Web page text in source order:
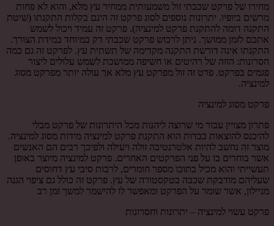
מחירו של פרקט שכבתי זול משמעותית ממחיר עץ מלא, והוא לא פחות
מרשים ביופיו. יתרונות נוספים לסוג פרקט זה הינם בקלות התקנתו (שיטת
התקנה דומה להתקנת פרקט למינציה). פרקט זה עמיד ויכול לשמש
אתכם לזמן ממושך. ניתן לרכוש פרקט שכבתי דק במיוחד במידת הצורך.
התקנתו אינה דורשת התקנה מקדימה של תשתית עץ. לפרקט זה גם כמה
חסרונות: הזזה של רהיטים או חשיפה ממושכת לשמש עלולים ליצור
פגמים בפרקט. פרט זה זול מפרקט עץ מלא אך עולה יותר מפרקט מסוג
למינציה.
פרקט מסוג למינציה
פתרון מצויין עבור מי שרוצה ליהנות מכל היתרונות של פרקט מבלי
להיכנס להוצאות כבדות הוא התקנת פרקט למינציה מידות מסוג למינציה.
מוצר זה נחשב להיות אלטרנטיבה זולה ויעילה ולפיכך רבים הם האנשים
אשר בוחרים בו על פני הפרקטים האחרים. פרקט למינציה מיוצר באופן
תעשייתי והוא מכיל בתוכו מספר חומרים, לרבות סיבי עץ דחוסים
שעליהם מודבקת שכבה בטקסטורה של עץ. פרקט זה כולל גם ציפוי הגנה
מניילון, אשר שומר על הפרקט ומאפשר לו להישמר למשך זמן רב
פרקט עשוי למינציה – יתרונות וחסרונות